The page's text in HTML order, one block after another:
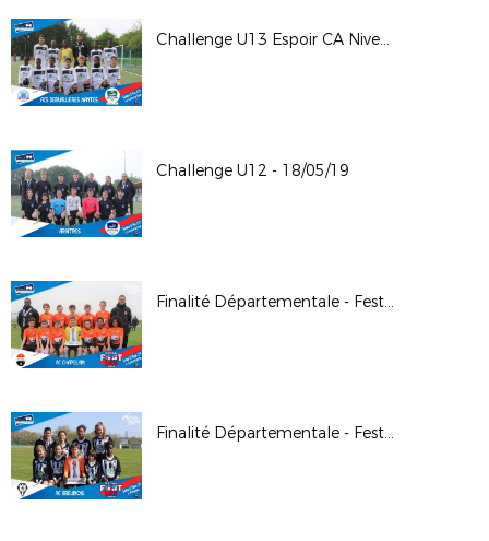
Challenge U13 Espoir CA Niveau Or - 18/05/19
Challenge U12 - 18/05/19
Finalité Départementale - Festival Foot U13 M - 06/04/19
Finalité Départementale - Festival Foot U13 F - 30/0319